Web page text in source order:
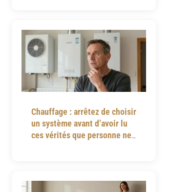
Chauffage : arrêtez de choisir
un système avant d’avoir lu
ces vérités que personne ne